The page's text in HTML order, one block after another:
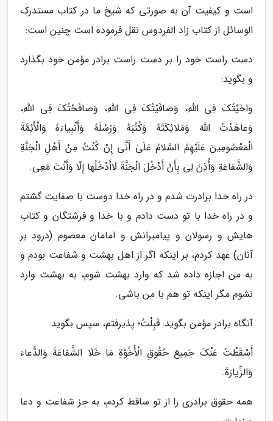
است و کیفیت آن به صورتی که شیخ ما در کتاب مستدرک
الوسائل از کتاب زاد الفردوس نقل فرموده است چنین است:
دست راست خود را بر دست راست برادر مؤمن خود بگذارد
و بگوید:
واخَیْتُکَ فِی اللّٰهِ، وَصافَیْتُکَ فِی اللّٰهِ، وَصافَحْتُکَ فِی اللّٰهِ،
وَعاهَدْتُ اللّٰهَ وَمَلائِکَتَهُ وَکُتُبَهُ وَرُسُلَهُ وَأَنْبِیاءَهُ وَالْأَئِمَّةَ
الْمَعْصُومِینَ عَلَیْهِمُ السَّلامُ عَلَىٰ أَنَّی إِنْ کُنْتُ مِنْ أَهْلِ الْجَنَّةِ
وَالشَّفاعَةِ وَأُذِنَ لِی بِأَنْ أَدْخُلَ الْجَنَّةَ لَاأَدْخُلُها إِلّا وَأَنْتَ مَعِی.
در راه خدا برادرت شدم و در راه خدا دوست با صفایت گشتم
و در راه خدا با تو دست دادم و با خدا و فرشتگان و کتاب
هایش و رسولان و پیامبرانش و امامان معصوم (درود بر
آنان) عهد کردم، بر اینکه اگر از اهل بهشت و شفاعت بودم و
به من اجازه داده شد که وارد بهشت شوم، به بهشت وارد
نشوم مگر اینکه تو هم با من باشی.
آنگاه برادر مؤمن بگوید: قَبِلْتُ؛ پذیرفتم، سپس بگوید:
أَسْقَطْتُ عَنْکَ جَمِیعَ حُقُوقِ الْأُخُوَّةِ مَا خَلَا الشَّفاعَةَ وَالدُّعاءَ
وَالزِّیارَةَ.
همه حقوق برادری را از تو ساقط کردم، به جز شفاعت و دعا